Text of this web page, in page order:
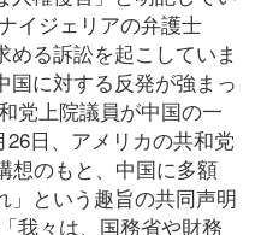
イジェリアの弁護士
る訴訟を起こしていま
国に対する反発が強まっ
党上院議員が中国の一
日、アメリカの共和党
想のもと、中国に多額
」という趣旨の共同声明
我々は、国務省や財務